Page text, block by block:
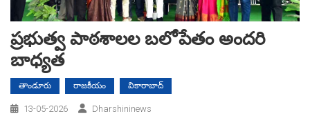
ప్రభుత్వ పాఠశాలల బలోపేతం అందరి
బాధ్యత
తాండూరు రాజకీయం వికారాబాద్
13-05-2026 Dharshininews